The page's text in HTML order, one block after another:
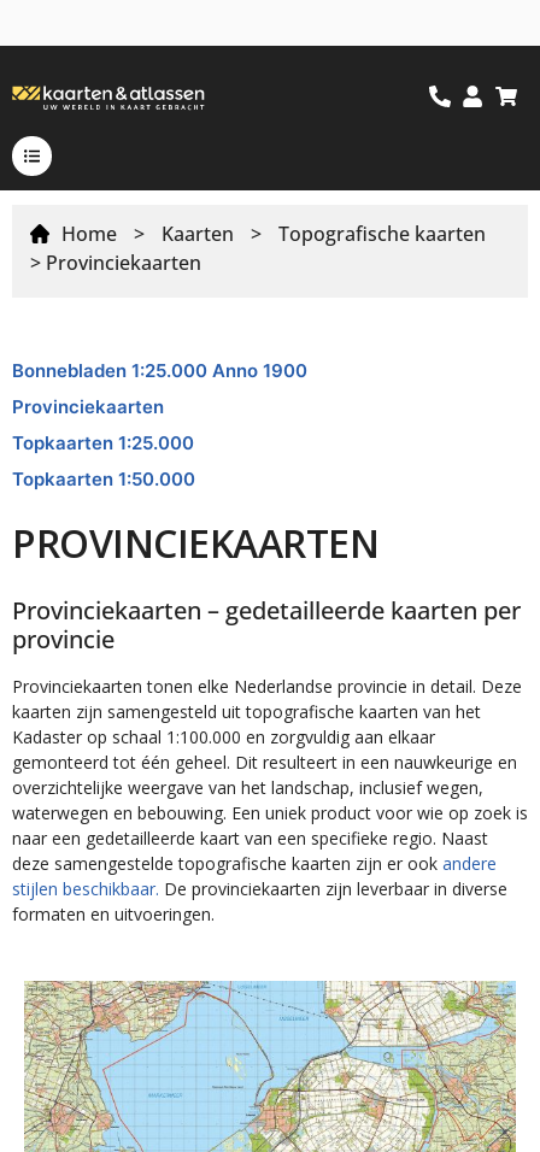
Home > Kaarten >
Topografische kaarten
> Provinciekaarten
Bonnebladen 1:25.000 Anno 1900
Provinciekaarten
Topkaarten 1:25.000
Topkaarten 1:50.000
PROVINCIEKAARTEN
Provinciekaarten – gedetailleerde kaarten per
provincie
Provinciekaarten tonen elke Nederlandse provincie in detail. Deze
kaarten zijn samengesteld uit topografische kaarten van het
Kadaster op schaal 1:100.000 en zorgvuldig aan elkaar
gemonteerd tot één geheel. Dit resulteert in een nauwkeurige en
overzichtelijke weergave van het landschap, inclusief wegen,
waterwegen en bebouwing. Een uniek product voor wie op zoek is
naar een gedetailleerde kaart van een specifieke regio. Naast
deze samengestelde topografische kaarten zijn er ook andere
stijlen beschikbaar. De provinciekaarten zijn leverbaar in diverse
formaten en uitvoeringen.